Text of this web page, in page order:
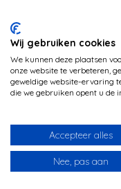
Wij gebruiken cookies
We kunnen deze plaatsen
onze website te verbeteren,
geweldige website-ervaring
die we gebruiken opent u de
Accepteer alles
Nee, pas aan